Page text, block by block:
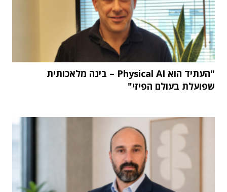
"העתיד הוא Physical AI – בינה מלאכותית
שפועלת בעולם הפיזי"